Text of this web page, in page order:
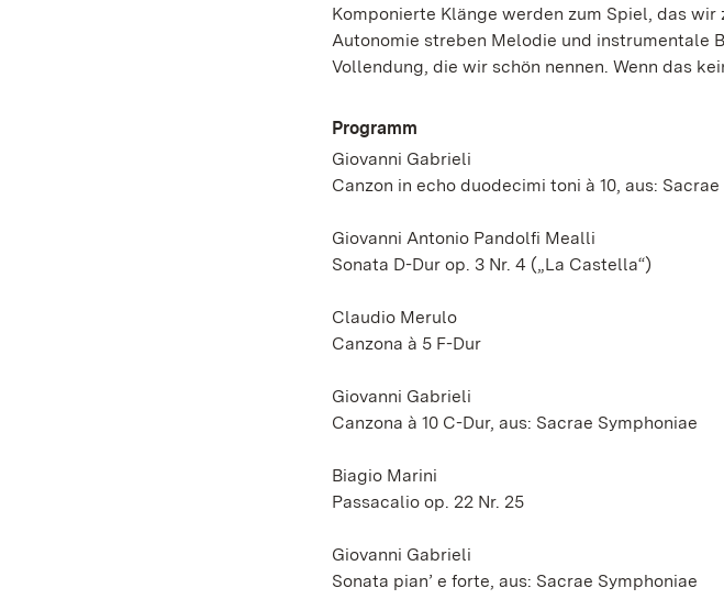
Komponierte Klänge werden zum Spiel, das
Autonomie streben Melodie und instrumentale
Vollendung, die wir schön nennen. Wenn das
Programm
Giovanni Gabrieli
Canzon in echo duodecimi toni à 10, aus:
Giovanni Antonio Pandolfi Mealli
Sonata D-Dur op. 3 Nr. 4 („La Castella“)
Claudio Merulo
Canzona à 5 F-Dur
Giovanni Gabrieli
Canzona à 10 C-Dur, aus: Sacrae Symphoniae
Biagio Marini
Passacalio op. 22 Nr. 25
Giovanni Gabrieli
Sonata pian’ e forte, aus: Sacrae Symphoniae